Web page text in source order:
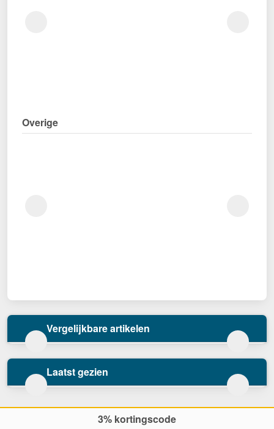
Overige
Vergelijkbare artikelen
Laatst gezien
3% kortingscode